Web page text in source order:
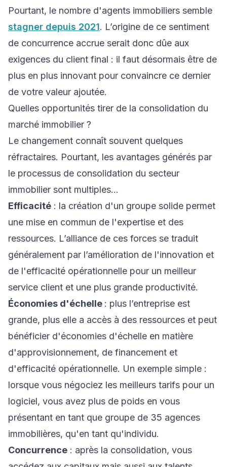
Pourtant, le nombre d'agents immobiliers semble
stagner depuis 2021. L’origine de ce sentiment
de concurrence accrue serait donc dûe aux
exigences du client final : il faut désormais être de
plus en plus innovant pour convaincre ce dernier
de votre valeur ajoutée.
Quelles opportunités tirer de la consolidation du
marché immobilier ?
Le changement connaît souvent quelques
réfractaires. Pourtant, les avantages générés par
le processus de consolidation du secteur
immobilier sont multiples…
Efficacité : la création d'un groupe solide permet
une mise en commun de l'expertise et des
ressources. L’alliance de ces forces se traduit
généralement par l’amélioration de l'innovation et
de l'efficacité opérationnelle pour un meilleur
service client et une plus grande productivité.
Économies d'échelle : plus l’entreprise est
grande, plus elle a accès à des ressources et peut
bénéficier d'économies d'échelle en matière
d'approvisionnement, de financement et
d'efficacité opérationnelle. Un exemple simple :
lorsque vous négociez les meilleurs tarifs pour un
logiciel, vous avez plus de poids en vous
présentant en tant que groupe de 35 agences
immobilières, qu'en tant qu'individu.
Concurrence : après la consolidation, vous